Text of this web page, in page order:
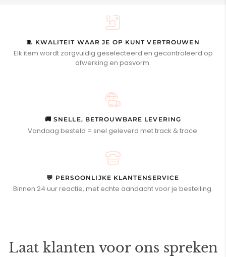
🧵 KWALITEIT WAAR JE OP KUNT VERTROUWEN
Elk item wordt zorgvuldig geselecteerd en gecontroleerd op
afwerking en pasvorm.
🚚 SNELLE, BETROUWBARE LEVERING
Vandaag besteld = snel geleverd met track & trace.
💬 PERSOONLIJKE KLANTENSERVICE
Binnen 24 uur reactie, met echte aandacht voor je bestelling.
Laat klanten voor ons spreken